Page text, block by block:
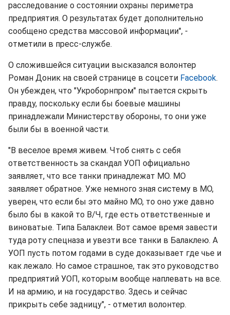
расследование о состоянии охраны периметра
предприятия. О результатах будет дополнительно
сообщено средства массовой информации", -
отметили в пресс-службе.
О сложившейся ситуации высказался волонтер
Роман Доник на своей странице в соцсети Facebook.
Он убежден, что "Укроборнпром" пытается скрыть
правду, поскольку если бы боевые машины
принадлежали Министерству обороны, то они уже
были бы в военной части.
"В веселое время живем. Чтоб снять с себя
ответственность за скандал УОП официально
заявляет, что все танки принадлежат МО. МО
заявляет обратное. Уже немного зная систему в МО,
уверен, что если бы это майно МО, то оно уже давно
было бы в какой то В/Ч, где есть ответственные и
виноватые. Типа Балаклеи. Вот самое время завести
туда роту спецназа и увезти все танки в Балаклею. А
УОП пусть потом годами в суде доказывает где чье и
как лежало. Но самое страшное, так это руководство
предприятий УОП, которым вообще наплевать на все.
И на армию, и на государство. Здесь и сейчас
прикрыть себе задницу", - отметил волонтер.